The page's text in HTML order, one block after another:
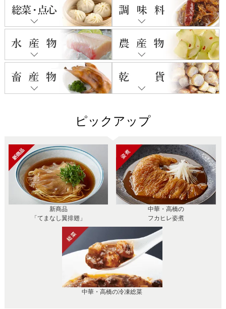
ピックアップ
新商品
「てまなし翼排翅」
中華・高橋の
フカヒレ姿煮
中華・高橋の冷凍総菜